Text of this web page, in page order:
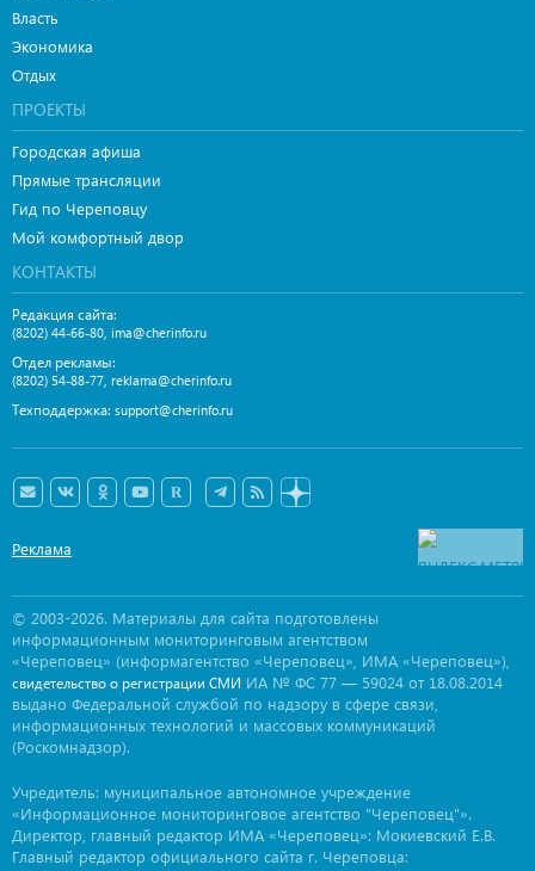
Власть
Экономика
Отдых
ПРОЕКТЫ
Городская афиша
Прямые трансляции
Гид по Череповцу
Мой комфортный двор
КОНТАКТЫ
Редакция сайта:
(8202) 44-66-80 ima@cherinfo.ru
Отдел рекламы:
(8202) 54-88-77 reklama@cherinfo.ru
Техподдержка: support@cherinfo.ru
Реклама
© 2003-2026. Материалы для сайта подготовлены
информационным мониторинговым агентством
«Череповец» (информагентство «Череповец», ИМА «Череповец»),
свидетельство о регистрации СМИ ИА № ФС 77 — 59024 от 18.08.2014
выдано Федеральной службой по надзору в сфере связи,
информационных технологий и массовых коммуникаций
(Роскомнадзор).
Учредитель: муниципальное автономное учреждение
«Информационное мониторинговое агентство "Череповец"».
Директор, главный редактор ИМА «Череповец»: Мокиевский Е.В.
Главный редактор официального сайта г. Череповца: